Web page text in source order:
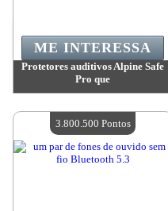
Protetores auditivos Alpine Safe
Pro que
Quantidade disponível:4
ME INTERESSA
3.800.500 Pontos